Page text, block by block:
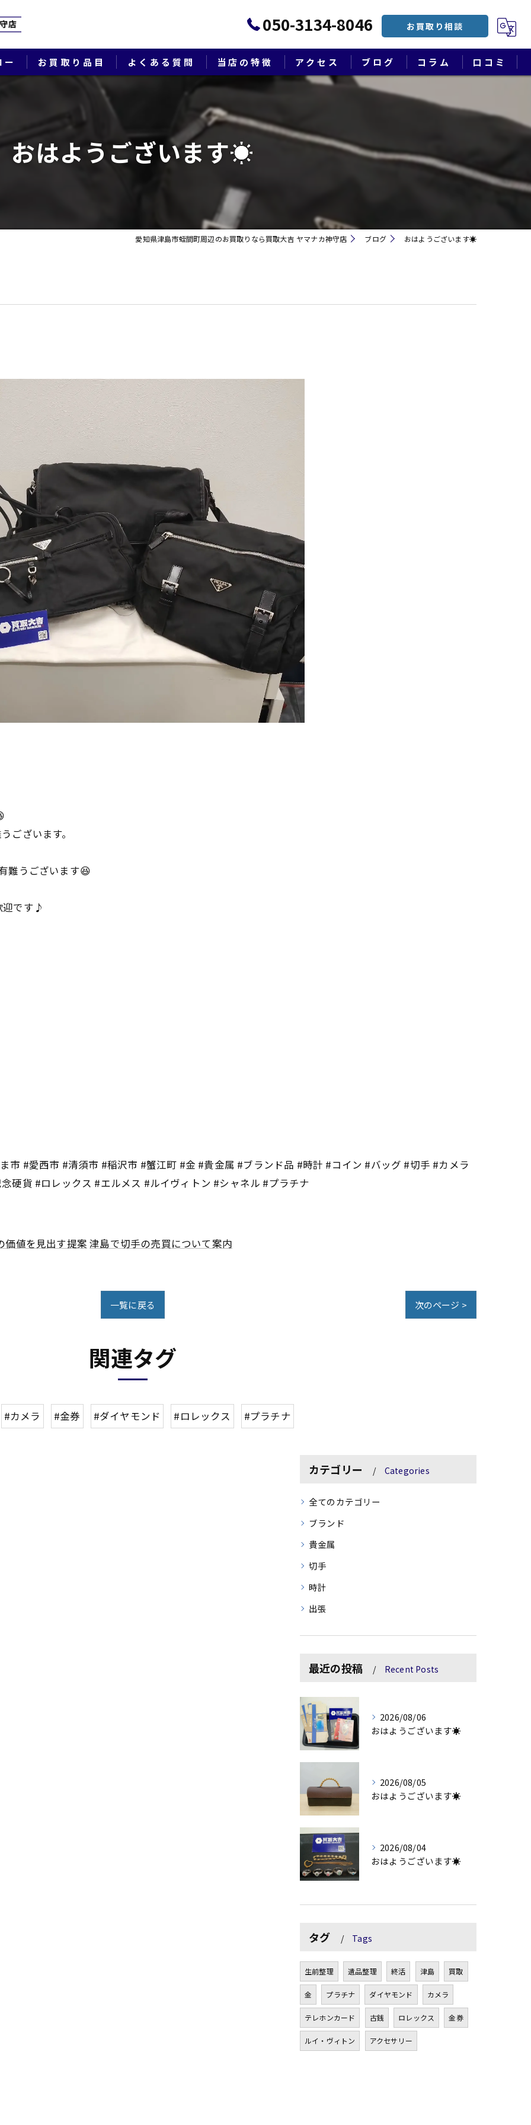
050-3134-8046 お買取り相談
ー お買取り品目 よくある質問 当店の特徴
貴金属
切手
時計
出張
生前整理・遺品整理・終活
アクセス ブログ コラム 口コミ
おはようございます☀
愛知県津島市蛭間町周辺のお買取りなら買取大吉 ヤマナカ神守店 ブログ おはようございます☀
ございます。
難うございます😆
迎です♪
市 #愛西市 #清須市 #稲沢市 #蟹江町 #金 #貴金属 #ブランド品 #時計 #コイン #バッグ #切手 #カメラ
硬貨 #ロレックス #エルメス #ルイヴィトン #シャネル #プラチナ
価値を見出す提案 津島で切手の売買について案内
一覧に戻る 次のページ >
関連タグ
#カメラ #金券 #ダイヤモンド #ロレックス #プラチナ
カテゴリー Categories
全てのカテゴリー
ブランド
貴金属
切手
時計
出張
最近の投稿 Recent Posts
2026/08/06
おはようございます☀
2026/08/05
おはようございます☀
2026/08/04
おはようございます☀
タグ Tags
生前整理 遺品整理 終活 津島 買取
金 プラチナ ダイヤモンド カメラ
テレホンカード 古銭 ロレックス 金券
ルイ・ヴィトン アクセサリー